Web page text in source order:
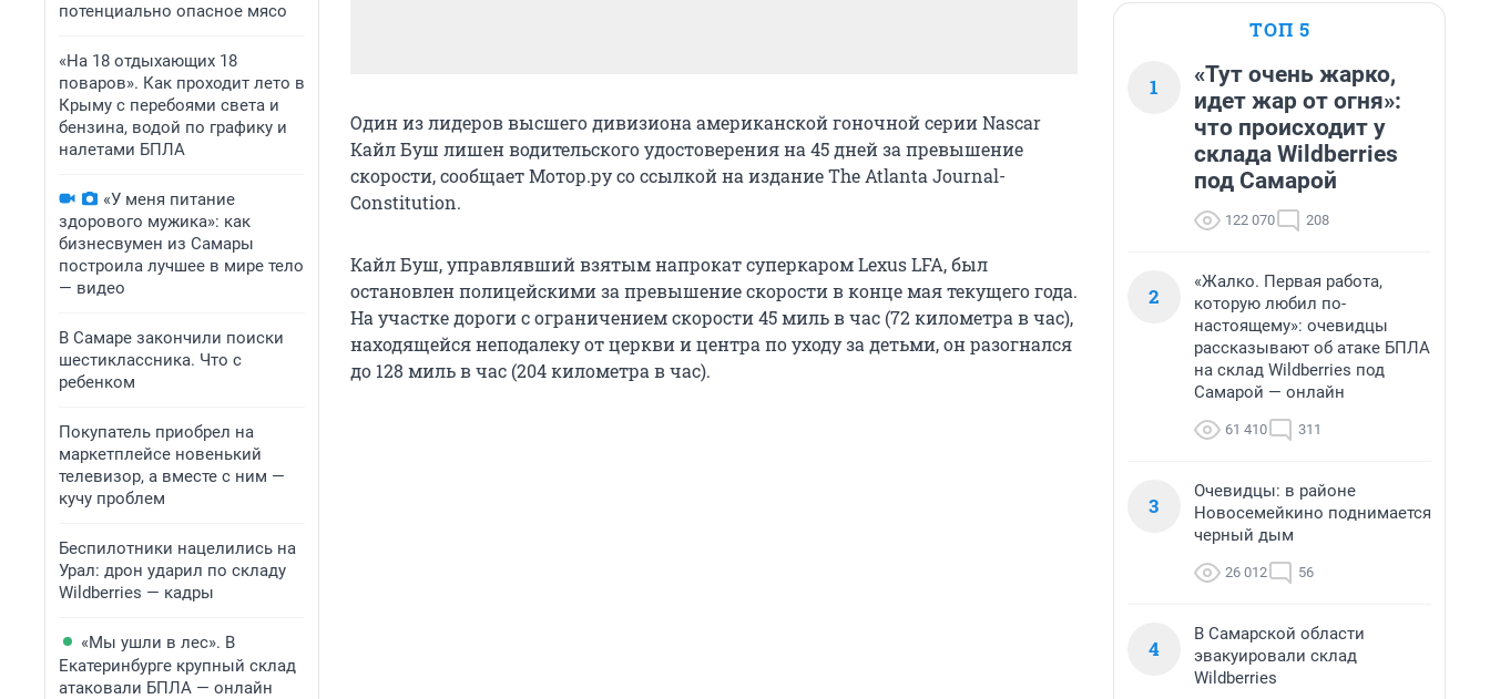
потенциально опасное мясо
«На 18 отдыхающих 18
поваров». Как проходит лето в
Крыму с перебоями света и
бензина, водой по графику и
налетами БПЛА
«У меня питание
здорового мужика»: как
бизнесвумен из Самары
построила лучшее в мире тело
— видео
В Самаре закончили поиски
шестиклассника. Что с
ребенком
Покупатель приобрел на
маркетплейсе новенький
телевизор, а вместе с ним —
кучу проблем
Беспилотники нацелились на
Урал: дрон ударил по складу
Wildberries — кадры
«Мы ушли в лес». В
Екатеринбурге крупный склад
атаковали БПЛА — онлайн
Один из лидеров высшего дивизиона американской гоночной серии Nascar
Кайл Буш лишен водительского удостоверения на 45 дней за превышение
скорости, сообщает Мотор.ру со ссылкой на издание The Atlanta Journal-
Constitution.
Кайл Буш, управлявший взятым напрокат суперкаром Lexus LFA, был
остановлен полицейскими за превышение скорости в конце мая текущего года.
На участке дороги с ограничением скорости 45 миль в час (72 километра в час),
находящейся неподалеку от церкви и центра по уходу за детьми, он разогнался
до 128 миль в час (204 километра в час).
ТОП 5
1
«Тут очень жарко,
идет жар от огня»:
что происходит у
склада Wildberries
под Самарой
122 070 208
2
«Жалко. Первая работа,
которую любил по-
настоящему»: очевидцы
рассказывают об атаке БПЛА
на склад Wildberries под
Самарой — онлайн
61 410 311
3
Очевидцы: в районе
Новосемейкино поднимается
черный дым
26 012 56
4
В Самарской области
эвакуировали склад
Wildberries